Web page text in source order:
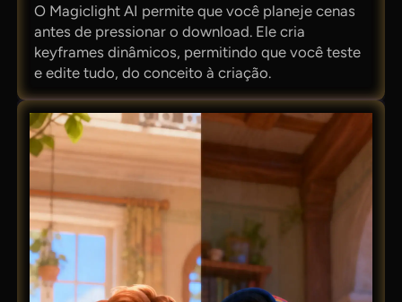
O Magiclight AI permite que você planeje cenas
antes de pressionar o download. Ele cria
keyframes dinâmicos, permitindo que você teste
e edite tudo, do conceito à criação.